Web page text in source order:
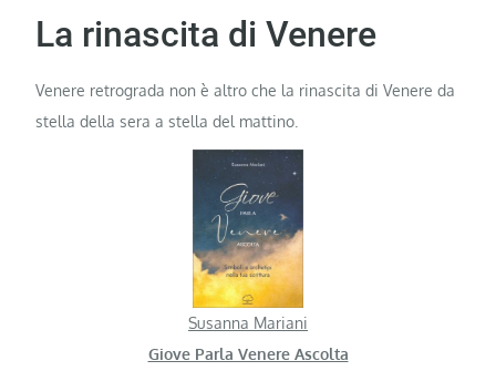
La rinascita di Venere
Venere retrograda non è altro che la rinascita di Venere da
stella della sera a stella del mattino.
Susanna Mariani
Giove Parla Venere Ascolta